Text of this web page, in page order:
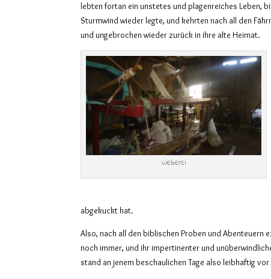
lebten fortan ein unstetes und plagenreiches Leben,
Sturmwind wieder legte, und kehrten nach all den
und ungebrochen wieder zurück in ihre alte Heimat.
Weberei
abgekuckt hat.
Also, nach all den biblischen Proben und Abenteuern
noch immer, und ihr impertinenter und
stand an jenem beschaulichen Tage also leibhaftig